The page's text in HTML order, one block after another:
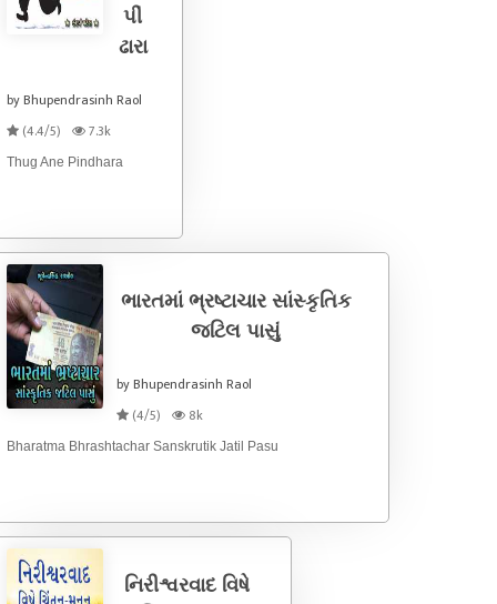
પીં
ઢારા
by Bhupendrasinh Raol
(4.4/5)
7.3k
Thug Ane Pindhara
ભારતમાં ભ્રષ્ટાચાર સાંસ્કૃતિક
જટિલ પાસું
by Bhupendrasinh Raol
(4/5)
8k
Bharatma Bhrashtachar Sanskrutik Jatil Pasu
નિરીશ્વરવાદ વિષે